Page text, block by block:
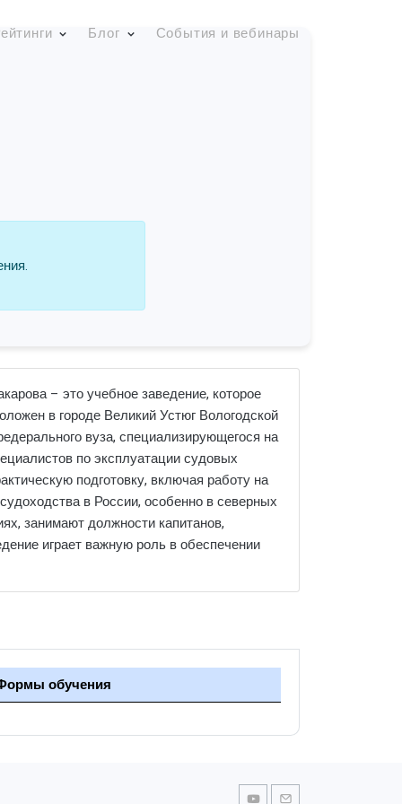
Блог События и вебинары
– это учебное заведение, которое
в городе Великий Устюг Вологодской
вуза, специализирующегося на
по эксплуатации судовых
подготовку, включая работу на
в России, особенно в северных
занимают должности капитанов,
играет важную роль в обеспечении
обучения